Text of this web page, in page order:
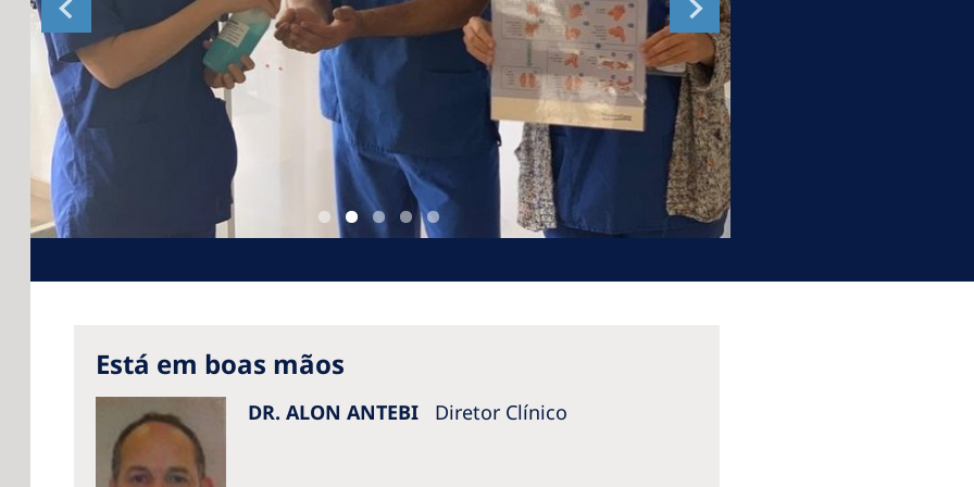
Romania
Russia
Asia Pacific
Asia Pacific
Australia
Philippines
Está em boas mãos
DR. ALON ANTEBI Diretor Clínico